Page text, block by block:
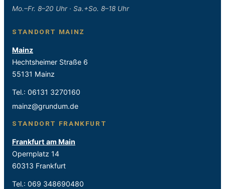
Mo.–Fr. 8–20 Uhr · Sa.+So. 8–18 Uhr
STANDORT MAINZ
Mainz
Hechtsheimer Straße 6
55131 Mainz
Tel.: 06131 3270160
mainz@grundum.de
STANDORT FRANKFURT
Frankfurt am Main
Opernplatz 14
60313 Frankfurt
Tel.: 069 348690480